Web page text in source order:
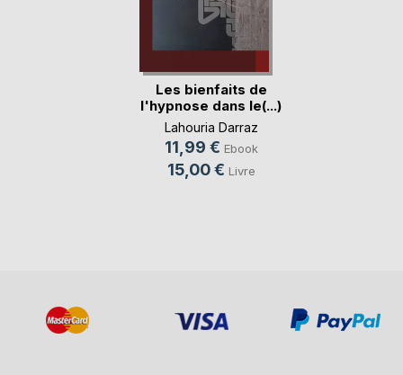
Les bienfaits de
l'hypnose dans le(...)
Lahouria Darraz
11,99 € Ebook
15,00 € Livre